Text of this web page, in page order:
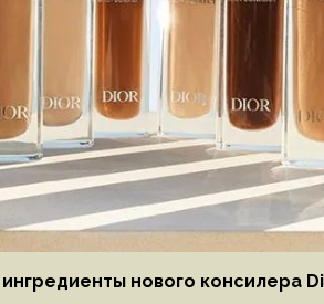
нового консилера